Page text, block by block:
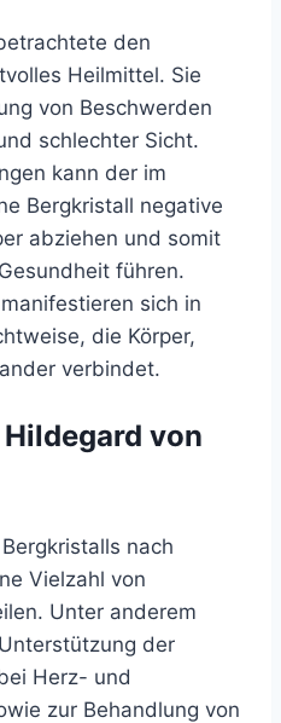
den
Heilmittel. Sie
von Beschwerden
schlechter Sicht.
kann der im
Bergkristall negative
abziehen und somit
führen.
sich in
die Körper,
verbindet.
von
nach
Vielzahl von
Unter anderem
der
Herz- und
zur Behandlung von